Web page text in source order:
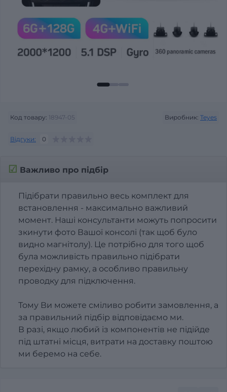
Код товару: 18947-05 Виробник: Teyes
Відгуки: 0
☑ Важливо про підбір
Підібрати правильно весь комплект для
встановлення - максимально важливий
момент. Наші консультанти можуть попросити
зкинути фото Вашої консолі (так щоб було
видно магнітолу). Це потрібно для того щоб
була можливість правильно підібрати
перехідну рамку, а особливо правильну
проводку для підключення.
Тому Ви можете сміливо робити замовлення, а
за правильний підбір відповідаємо ми.
В разі, якщо любий із компонентів не підійде
під штатні місця, витрати на доставку поштою
ми беремо на себе.